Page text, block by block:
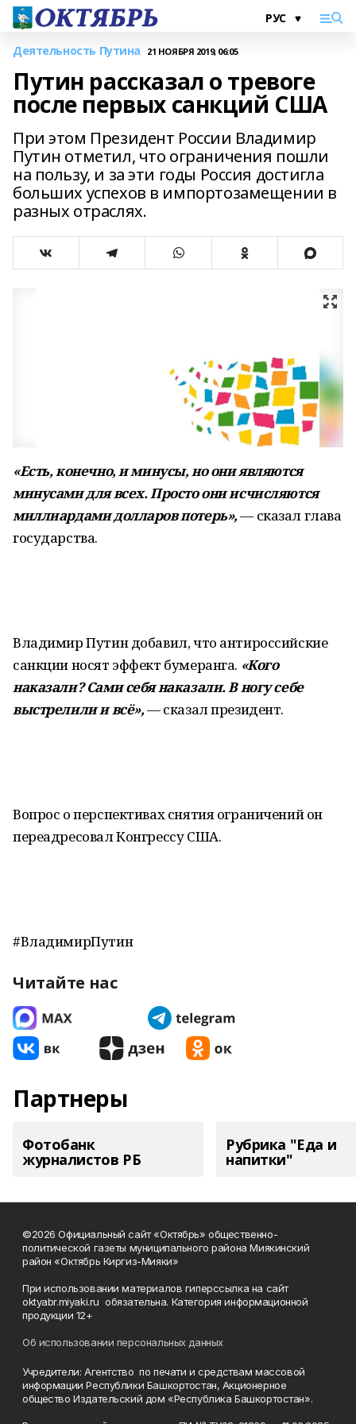
Деятельность Путина 21 НОЯБРЯ 2019, 06:05
Путин рассказал о тревоге
после первых санкций США
При этом Президент России Владимир
Путин отметил, что ограничения пошли
на пользу, и за эти годы Россия достигла
больших успехов в импортозамещении в
разных отраслях.
«Есть, конечно, и минусы, но они являются
минусами для всех. Просто они исчисляются
миллиардами долларов потерь»,— сказал глава
государства.
Владимир Путин добавил, что антироссийские
санкции носят эффект бумеранга. «Кого
наказали? Сами себя наказали. В ногу себе
выстрелили и всё»,— сказал президент.
Вопрос о перспективах снятия ограничений он
переадресовал Конгрессу США.
#ВладимирПутин
Читайте нас
Партнеры
Фотобанк
журналистов РБ
Рубрика "Еда и
напитки"
©2026 Официальный сайт «Октябрь» общественно-
политической газеты муниципального района Миякинский
район «Октябрь Киргиз-Мияки»
При использовании материалов гиперссылка на сайт
oktyabr.miyaki.ru обязательна. Категория информационной
продукции 12+
Об использовании персональных данных
Учредители: Агентство по печати и средствам массовой
информации Республики Башкортостан, Акционерное
общество Издательский дом «Республика Башкортостан».